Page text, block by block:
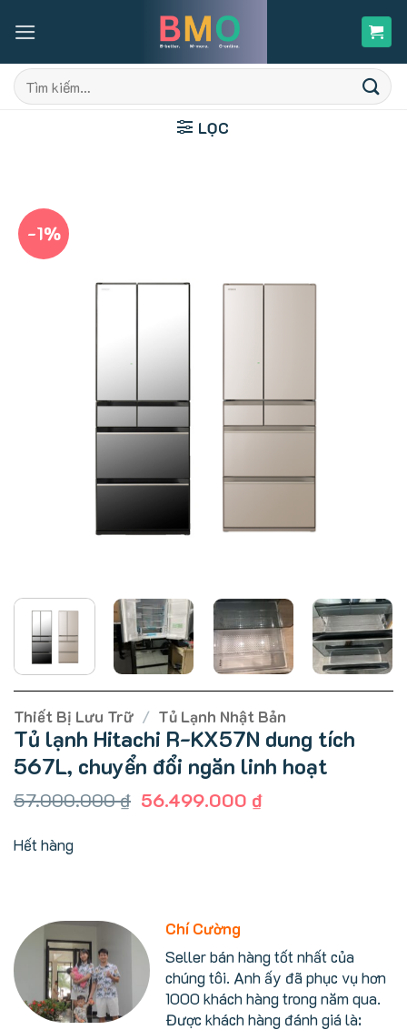
Tìm
kiếm:
LỌC
-1%
Thiết Bị Lưu Trữ / Tủ Lạnh Nhật Bản
Tủ lạnh Hitachi R-KX57N dung tích
567L, chuyển đổi ngăn linh hoạt
57.000.000₫ Giá
56.499.000 ₫Giá
Hết hàng
Chí Cường
Seller bán hàng tốt nhất của
chúng tôi. Anh ấy đã phục vụ hơn
1000 khách hàng trong năm qua.
Được khách hàng đánh giá là: